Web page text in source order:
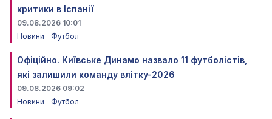
критики в Іспанії
09.08.2026 10:01
Новини
Футбол
Офіційно. Київське Динамо назвало 11 футболістів,
які залишили команду влітку-2026
09.08.2026 09:02
Новини
Футбол